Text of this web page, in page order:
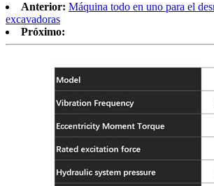
Anterior: Máquina todo en uno para el
excavadoras
Próximo: